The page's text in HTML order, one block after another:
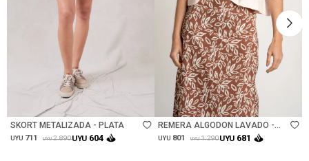
SKORT METALIZADA - PLATA
UYU 711 UYU 2.890UYU 604
Talle
REMERA ALGODON LAVADO -
ROSA
UYU 801 UYU 1.290UYU 681